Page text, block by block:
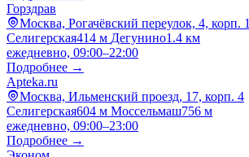
Горздрав
Москва, Рогачёвский переулок, 4, корп. 1
Селигерская414 м Дегунино1.4 км
ежедневно, 09:00–22:00
Подробнее →
Apteka.ru
Москва, Ильменский проезд, 17, корп. 4
Селигерская604 м Моссельмаш756 м
ежедневно, 09:00–23:00
Подробнее →